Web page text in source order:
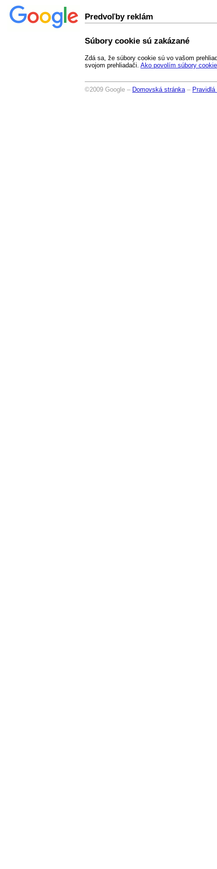
Predvoľby reklám
Súbory cookie sú zakázané
Zdá sa, že súbory cookie sú vo vašom
svojom prehliadači. Ako povolím súbory
©2009 Google – Domovská stránka–